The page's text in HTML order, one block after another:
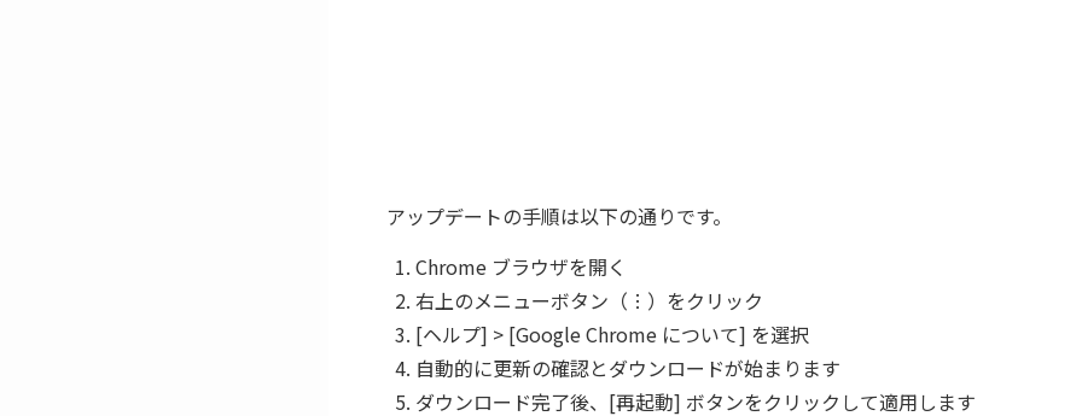
アップデートの手順は以下の通りです。
Chrome ブラウザを開く
右上のメニューボタン（︙）をクリック
[ヘルプ] > [Google Chrome について] を選択
自動的に更新の確認とダウンロードが始まります
ダウンロード完了後、[再起動] ボタンをクリックして適用します